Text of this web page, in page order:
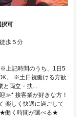
択可
歩５分
上記時間のうち、1日5
。 ※土日祝働ける方歓
と両立・扶...
≫* 接客業が好きな方！
楽しく快適に過ごして
★働く時間が選べる★